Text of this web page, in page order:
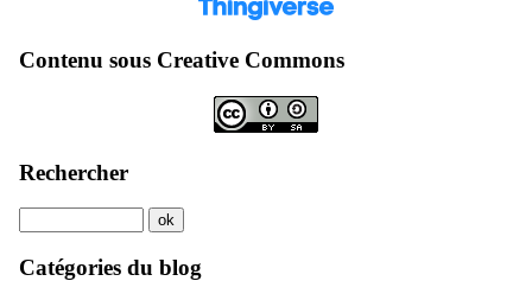
Contenu sous Creative Commons
Rechercher
Catégories du blog